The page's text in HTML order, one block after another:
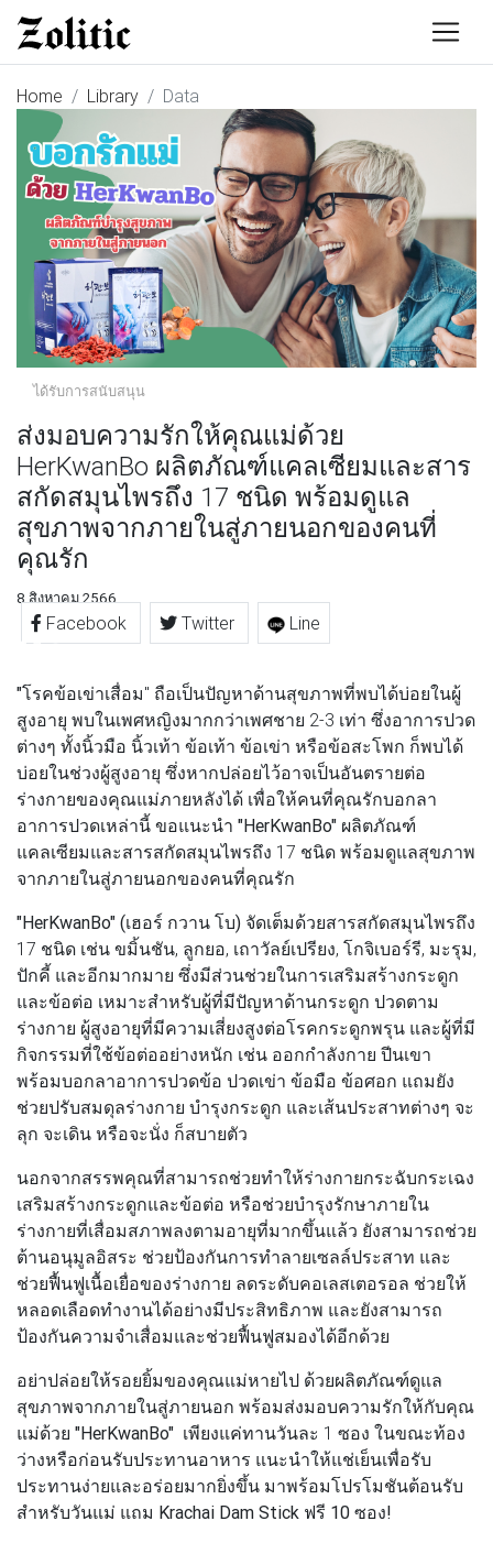
Home Library Data
ได้รับการสนับสนุน
ส่งมอบความรักให้คุณแม่ด้วย
HerKwanBo ผลิตภัณฑ์แคลเซียมและสาร
สกัดสมุนไพรถึง 17 ชนิด พร้อมดูแล
สุขภาพจากภายในสู่ภายนอกของคนที่
คุณรัก
8 สิงหาคม 2566
Facebook Twitter Line
"โรคข้อเข่าเสื่อม" ถือเป็นปัญหาด้านสุขภาพที่พบได้บ่อยในผู้
สูงอายุ พบในเพศหญิงมากกว่าเพศชาย 2-3 เท่า ซึ่งอาการปวด
ต่างๆ ทั้งนิ้วมือ นิ้วเท้า ข้อเท้า ข้อเข่า หรือข้อสะโพก ก็พบได้
บ่อยในช่วงผู้สูงอายุ ซึ่งหากปล่อยไว้อาจเป็นอันตรายต่อ
ร่างกายของคุณแม่ภายหลังได้ เพื่อให้คนที่คุณรักบอกลา
อาการปวดเหล่านี้ ขอแนะนำ "HerKwanBo" ผลิตภัณฑ์
แคลเซียมและสารสกัดสมุนไพรถึง 17 ชนิด พร้อมดูแลสุขภาพ
จากภายในสู่ภายนอกของคนที่คุณรัก
"HerKwanBo" (เฮอร์ กวาน โบ) จัดเต็มด้วยสารสกัดสมุนไพรถึง
17 ชนิด เช่น ขมิ้นชัน, ลูกยอ, เถาวัลย์เปรียง, โกจิเบอร์รี, มะรุม,
ปักคี้ และอีกมากมาย ซึ่งมีส่วนช่วยในการเสริมสร้างกระดูก
และข้อต่อ เหมาะสำหรับผู้ที่มีปัญหาด้านกระดูก ปวดตาม
ร่างกาย ผู้สูงอายุที่มีความเสี่ยงสูงต่อโรคกระดูกพรุน และผู้ที่มี
กิจกรรมที่ใช้ข้อต่ออย่างหนัก เช่น ออกกำลังกาย ปีนเขา
พร้อมบอกลาอาการปวดข้อ ปวดเข่า ข้อมือ ข้อศอก แถมยัง
ช่วยปรับสมดุลร่างกาย บำรุงกระดูก และเส้นประสาทต่างๆ จะ
ลุก จะเดิน หรือจะนั่ง ก็สบายตัว
นอกจากสรรพคุณที่สามารถช่วยทำให้ร่างกายกระฉับกระเฉง
เสริมสร้างกระดูกและข้อต่อ หรือช่วยบำรุงรักษาภายใน
ร่างกายที่เสื่อมสภาพลงตามอายุที่มากขึ้นแล้ว ยังสามารถช่วย
ต้านอนุมูลอิสระ ช่วยป้องกันการทำลายเซลล์ประสาท และ
ช่วยฟื้นฟูเนื้อเยื่อของร่างกาย ลดระดับคอเลสเตอรอล ช่วยให้
หลอดเลือดทำงานได้อย่างมีประสิทธิภาพ และยังสามารถ
ป้องกันความจำเสื่อมและช่วยฟื้นฟูสมองได้อีกด้วย
อย่าปล่อยให้รอยยิ้มของคุณแม่หายไป ด้วยผลิตภัณฑ์ดูแล
สุขภาพจากภายในสู่ภายนอก พร้อมส่งมอบความรักให้กับคุณ
แม่ด้วย "HerKwanBo" เพียงแค่ทานวันละ 1 ซอง ในขณะท้อง
ว่างหรือก่อนรับประทานอาหาร แนะนำให้แช่เย็นเพื่อรับ
ประทานง่ายและอร่อยมากยิ่งขึ้น มาพร้อมโปรโมชันต้อนรับ
สำหรับวันแม่ แถม Krachai Dam Stick ฟรี 10 ซอง!